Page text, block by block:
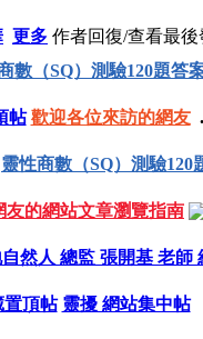
更多 作者回復/查看最後
數（SQ）測驗120題答
帖 歡迎各位來訪的網友
靈性商數（SQ）測驗120
友的網站文章瀏覽指南
然人 總監 張開基 老
置頂帖 靈擾 網站集中帖